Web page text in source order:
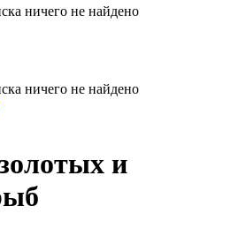
ничего не найдено
ничего не найдено
и